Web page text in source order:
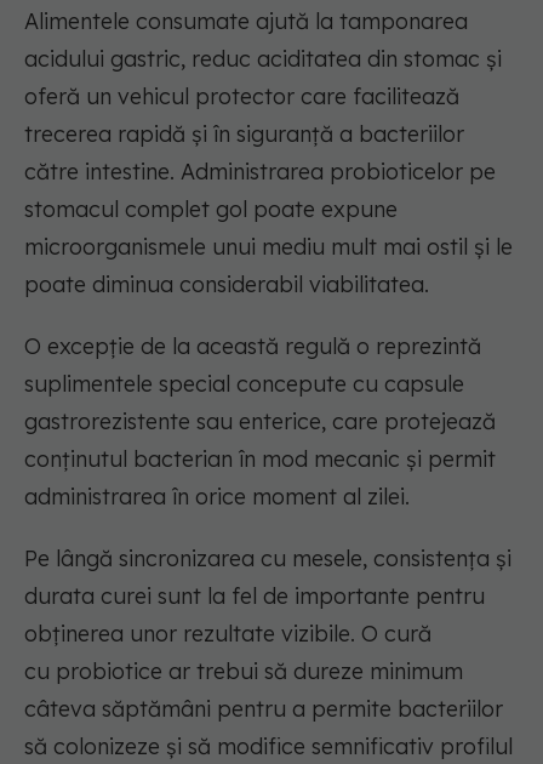
Alimentele consumate ajută la tamponarea
acidului gastric, reduc aciditatea din stomac și
oferă un vehicul protector care facilitează
trecerea rapidă și în siguranță a bacteriilor
către intestine. Administrarea probioticelor pe
stomacul complet gol poate expune
microorganismele unui mediu mult mai ostil și le
poate diminua considerabil viabilitatea.
O excepție de la această regulă o reprezintă
suplimentele special concepute cu capsule
gastrorezistente sau enterice, care protejează
conținutul bacterian în mod mecanic și permit
administrarea în orice moment al zilei.
Pe lângă sincronizarea cu mesele, consistența și
durata curei sunt la fel de importante pentru
obținerea unor rezultate vizibile. O cură
cu probiotice ar trebui să dureze minimum
câteva săptămâni pentru a permite bacteriilor
să colonizeze și să modifice semnificativ profilul